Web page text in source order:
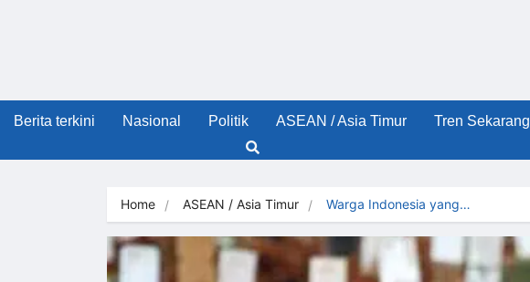
Berita terkini Nasional Politik ASEAN / Asia Timur Tren Sekarang
Home ASEAN / Asia Timur Warga Indonesia yang…